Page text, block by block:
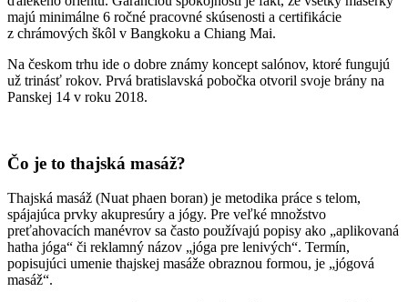
majú minimálne 6 ročné pracovné skúsenosti a certifikácie
z chrámových škôl v Bangkoku a Chiang Mai.
Na českom trhu ide o dobre známy koncept salónov, ktoré fungujú
už trinásť rokov. Prvá bratislavská pobočka otvoril svoje brány na
Panskej 14 v roku 2018.
Čo je to thajská masáž?
Thajská masáž (Nuat phaen boran) je metodika práce s telom,
spájajúca prvky akupresúry a jógy. Pre veľké množstvo
preťahovacích manévrov sa často používajú popisy ako „aplikovaná
hatha jóga“ či reklamný názov „jóga pre lenivých“. Termín,
popisujúci umenie thajskej masáže obraznou formou, je „jógová
masáž“.